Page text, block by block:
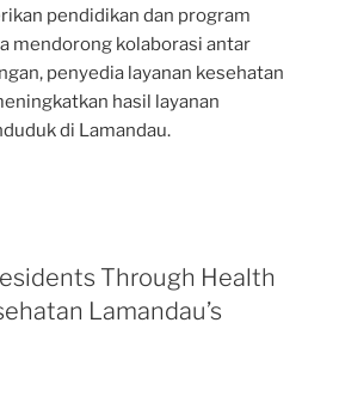
pendidikan dan program
mendorong kolaborasi antar
penyedia layanan kesehatan
hasil layanan
di Lamandau.
Through Health
Lamandau’s